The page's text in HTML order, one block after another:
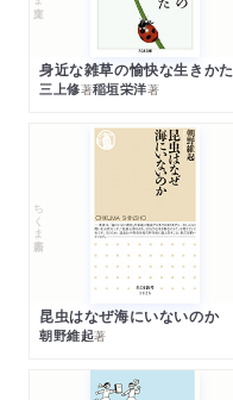
身近な雑草の愉快な生きかた
三上修著稲垣栄洋著
ちくま新書
昆虫はなぜ海にいないのか
朝野維起著